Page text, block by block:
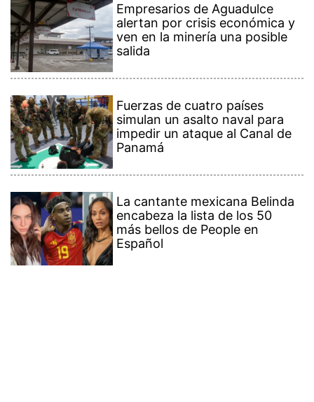
Empresarios de Aguadulce
alertan por crisis económica y
ven en la minería una posible
salida
Fuerzas de cuatro países
simulan un asalto naval para
impedir un ataque al Canal de
Panamá
La cantante mexicana Belinda
encabeza la lista de los 50
más bellos de People en
Español